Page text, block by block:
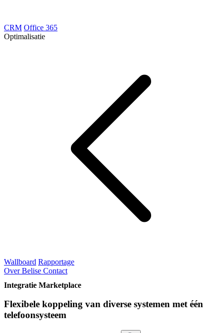
CRM Office 365
Optimalisatie
Wallboard Rapportage
Over Belise Contact
Integratie Marketplace
Flexibele koppeling van diverse systemen met één
telefoonsysteem